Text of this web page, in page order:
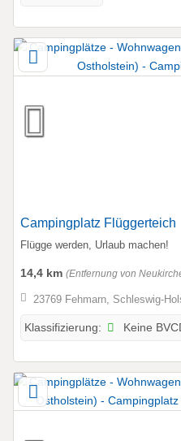
Campingplatz Flüggerteich
Flügge werden, Urlaub machen!
14,4 km (Entfernung von
23769 Fehmarn, Schleswig-
Klassifizierung: Keine